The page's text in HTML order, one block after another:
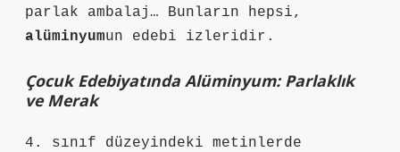
parlak ambalaj… Bunların hepsi,
alüminyumun edebi izleridir.
Çocuk Edebiyatında Alüminyum: Parlaklık
ve Merak
4. sınıf düzeyindeki metinlerde